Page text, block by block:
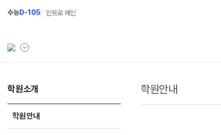
수능D-105 인트로 메인
학원소개
학원안내
입시설명회·공개특강
N Class
학원소개
학원안내
학원안내